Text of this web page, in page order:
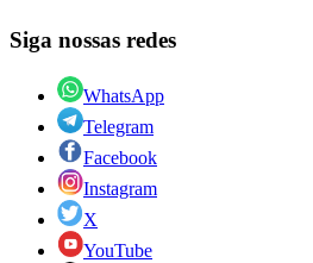
Siga nossas redes
WhatsApp
Telegram
Facebook
Instagram
X
YouTube